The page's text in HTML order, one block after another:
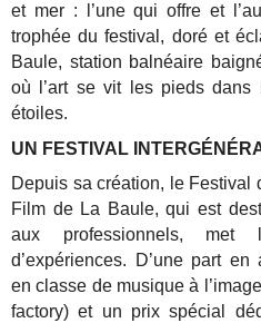
et mer : l’une qui offre et
trophée du festival, doré et
Baule, station balnéaire
où l’art se vit les pieds
étoiles.
UN FESTIVAL
Depuis sa création, le Festival
Film de La Baule, qui est
aux professionnels, met
d’expériences. D’une part
en classe de musique à
factory) et un prix spécial